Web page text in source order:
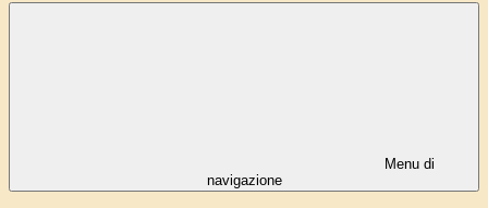
Menu di
navigazione